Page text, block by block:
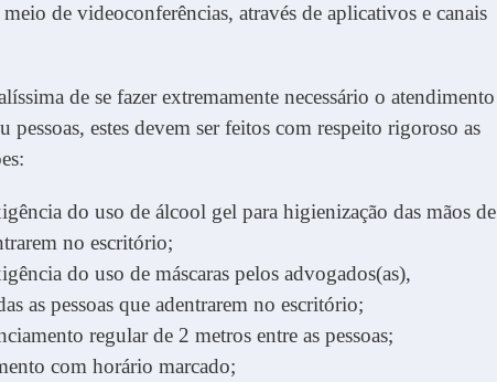
de videoconferências, através de aplicativos e canais
de se fazer extremamente necessário o atendimento
pessoas, estes devem ser feitos com respeito rigoroso as
do uso de álcool gel para higienização das mãos de
no escritório;
do uso de máscaras pelos advogados(as),
as pessoas que adentrarem no escritório;
regular de 2 metros entre as pessoas;
com horário marcado;